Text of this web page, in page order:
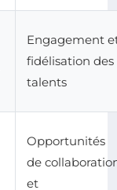
Engagement
fidélisation des
talents
Opportunités
de
et